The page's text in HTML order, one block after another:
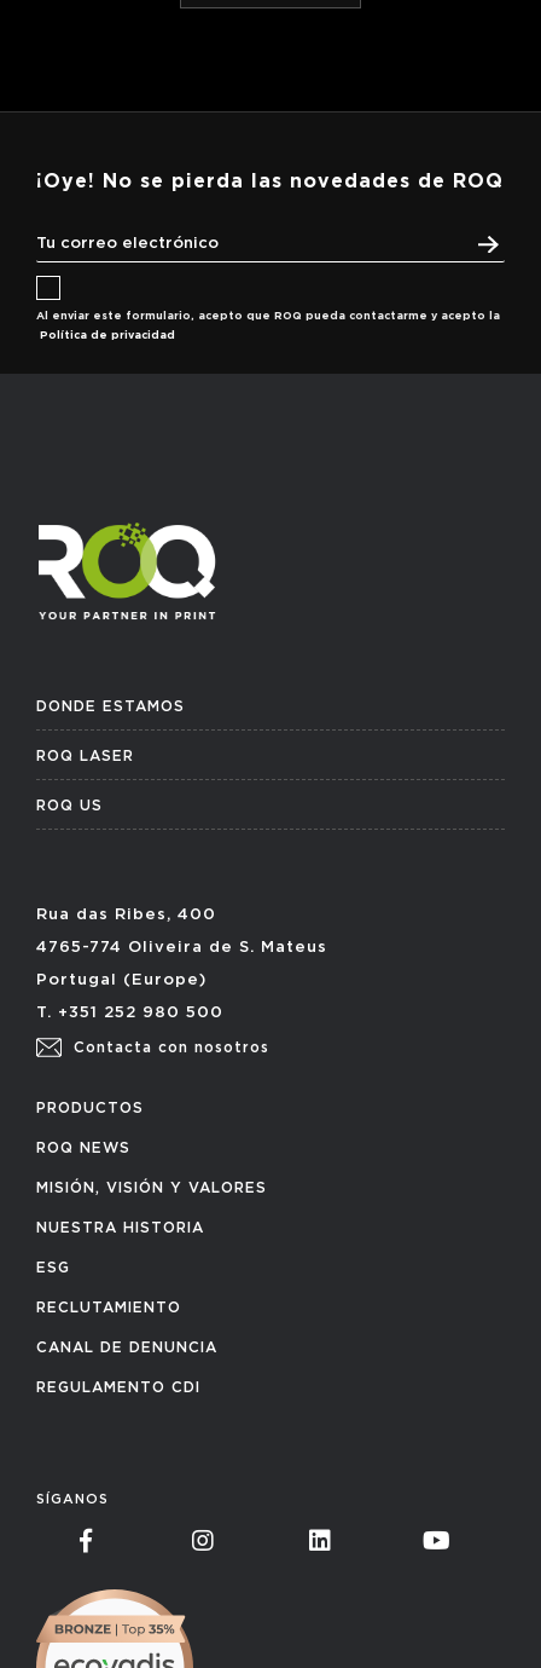
¡Oye! No se pierda las novedades de ROQ
Al enviar este formulario, acepto que ROQ pueda contactarme y acepto la
Política de privacidad
DONDE ESTAMOS
ROQ LASER
ROQ US
Rua das Ribes, 400
4765-774 Oliveira de S. Mateus
Portugal (Europe)
T. +351 252 980 500
Contacta con nosotros
PRODUCTOS
ROQ NEWS
MISIÓN, VISIÓN Y VALORES
NUESTRA HISTORIA
ESG
RECLUTAMIENTO
CANAL DE DENUNCIA
REGULAMENTO CDI
SÍGANOS